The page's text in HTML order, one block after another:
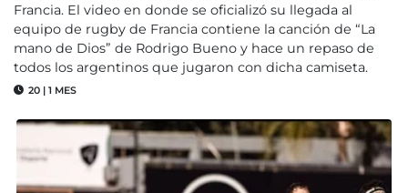
Francia. El video en donde se oficializó su llegada al
equipo de rugby de Francia contiene la canción de “La
mano de Dios” de Rodrigo Bueno y hace un repaso de
todos los argentinos que jugaron con dicha camiseta.
20 | 1 MES